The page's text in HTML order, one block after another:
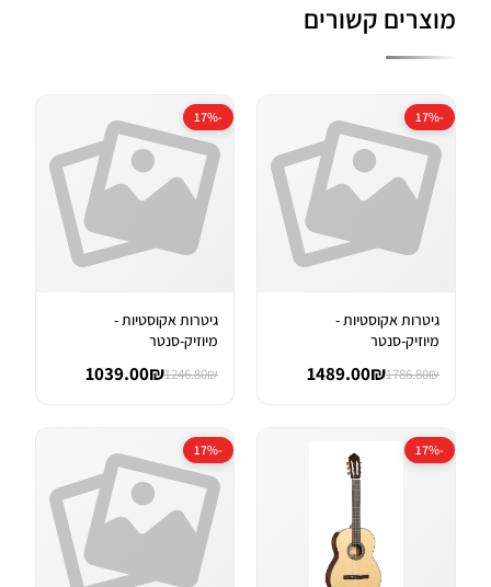
מוצרים קשורים
-17%
גיטרות אקוסטיות -
מיוזיק-סנטר
1786.80₪
1489.00₪
-17%
גיטרות אקוסטיות -
מיוזיק-סנטר
1246.80₪
1039.00₪
-17%
-17%